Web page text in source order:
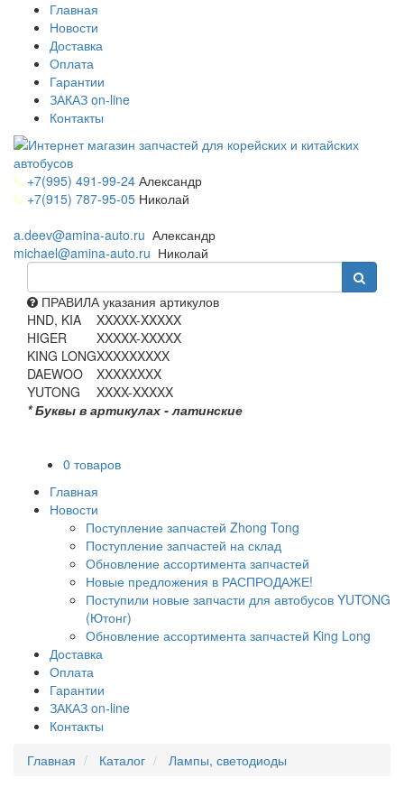
Главная
Новости
Доставка
Оплата
Гарантии
ЗАКАЗ on-line
Контакты
+7(995) 491-99-24 Александр
+7(915) 787-95-05 Николай
a.deev@amina-auto.ru Александр
michael@amina-auto.ru Николай
ПРАВИЛА указания артикулов
HND, KIA
XXXXX-XXXXX
HIGER
XXXXX-XXXXX
KING LONGXXXXXXXXX
DAEWOO
XXXXXXXX
YUTONG
XXXX-XXXXX
* Буквы в артикулах - латинские
0 товаров
Главная
Новости
Поступление запчастей Zhong Tong
Поступление запчастей на склад
Обновление ассортимента запчастей
Новые предложения в РАСПРОДАЖЕ!
Поступили новые запчасти для автобусов YUTONG
(Ютонг)
Обновление ассортимента запчастей King Long
Доставка
Оплата
Гарантии
ЗАКАЗ on-line
Контакты
Главная
Каталог Лампы, светодиоды